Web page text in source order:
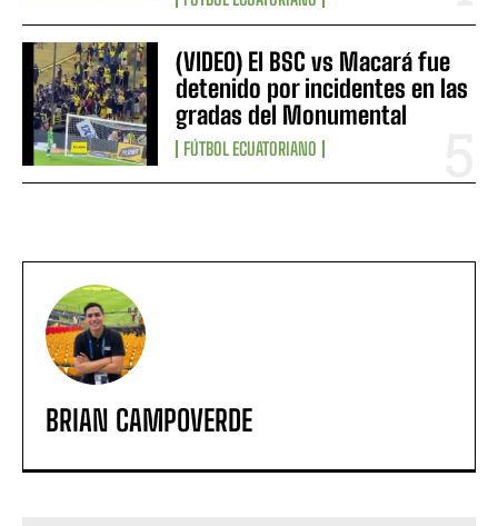
(VIDEO) El BSC vs Macará fue
detenido por incidentes en las
gradas del Monumental
FÚTBOL ECUATORIANO
BRIAN CAMPOVERDE